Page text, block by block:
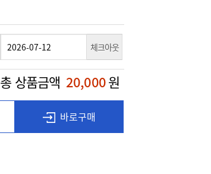
체크아웃
총 상품금액 20,000원
바로구매